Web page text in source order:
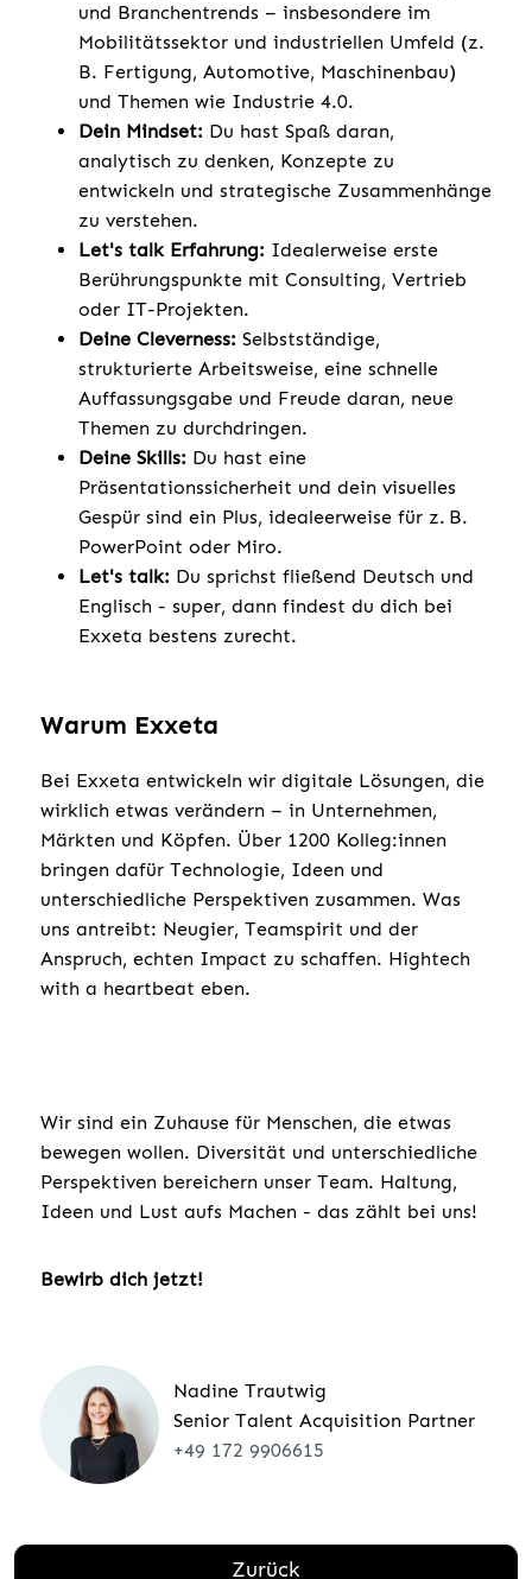
und Branchentrends – insbesondere im
Mobilitätssektor und industriellen Umfeld (z.
B. Fertigung, Automotive, Maschinenbau)
und Themen wie Industrie 4.0.
Dein Mindset: Du hast Spaß daran,
analytisch zu denken, Konzepte zu
entwickeln und strategische Zusammenhänge
zu verstehen.
Let's talk Erfahrung: Idealerweise erste
Berührungspunkte mit Consulting, Vertrieb
oder IT-Projekten.
Deine Cleverness: Selbstständige,
strukturierte Arbeitsweise, eine schnelle
Auffassungsgabe und Freude daran, neue
Themen zu durchdringen.
Deine Skills: Du hast eine
Präsentationssicherheit und dein visuelles
Gespür sind ein Plus, idealeerweise für z. B.
PowerPoint oder Miro.
Let's talk: Du sprichst fließend Deutsch und
Englisch - super, dann findest du dich bei
Exxeta bestens zurecht.
Warum Exxeta
Bei Exxeta entwickeln wir digitale Lösungen, die
wirklich etwas verändern – in Unternehmen,
Märkten und Köpfen. Über 1200 Kolleg:innen
bringen dafür Technologie, Ideen und
unterschiedliche Perspektiven zusammen. Was
uns antreibt: Neugier, Teamspirit und der
Anspruch, echten Impact zu schaffen. Hightech
with a heartbeat eben.
Wir sind ein Zuhause für Menschen, die etwas
bewegen wollen. Diversität und unterschiedliche
Perspektiven bereichern unser Team. Haltung,
Ideen und Lust aufs Machen - das zählt bei uns!
Bewirb dich jetzt!
Nadine Trautwig
Senior Talent Acquisition Partner
+49 172 9906615
Zurück